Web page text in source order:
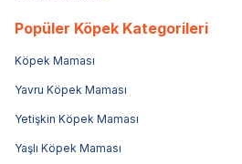
Popüler Köpek Kategorileri
Köpek Maması
Yavru Köpek Maması
Yetişkin Köpek Maması
Yaşlı Köpek Maması